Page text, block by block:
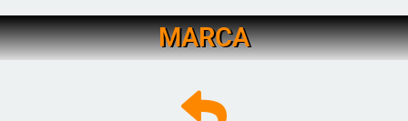
MARCA